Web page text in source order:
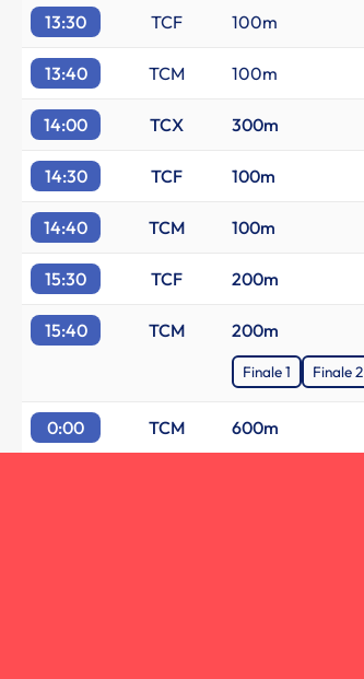
13:30 TCF 100m
13:40 TCM 100m
14:00 TCX 300m
14:30 TCF 100m
14:40 TCM 100m
15:30 TCF 200m
15:40 TCM 200m
Finale 1 Finale 2
0:00 TCM 600m